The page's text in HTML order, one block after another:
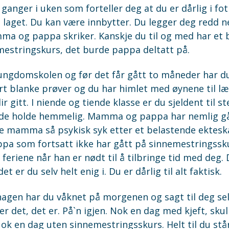
i uken som forteller deg at du er dårlig i
laget. Du kan være innbytter. Du legger deg redd
og pappa skriker. Kanskje du til og med har et
det burde pappa deltatt på.
og før det får gått to måneder har
blanke prøver og du har himlet med øynene til
gitt. I niende og tiende klasse er du sjeldent til
holde hemmelig. Mamma og pappa har nemlig
mamma så psykisk syk etter et belastende
som fortsatt ikke har gått på
når han er nødt til å tilbringe tid med deg.
er du selv helt enig i. Du er dårlig til alt faktisk.
har du våknet på morgenen og sagt til deg
det, det er. På`n igjen. Nok en dag med kjeft,
en dag uten sinnemestringsskurs. Helt til du